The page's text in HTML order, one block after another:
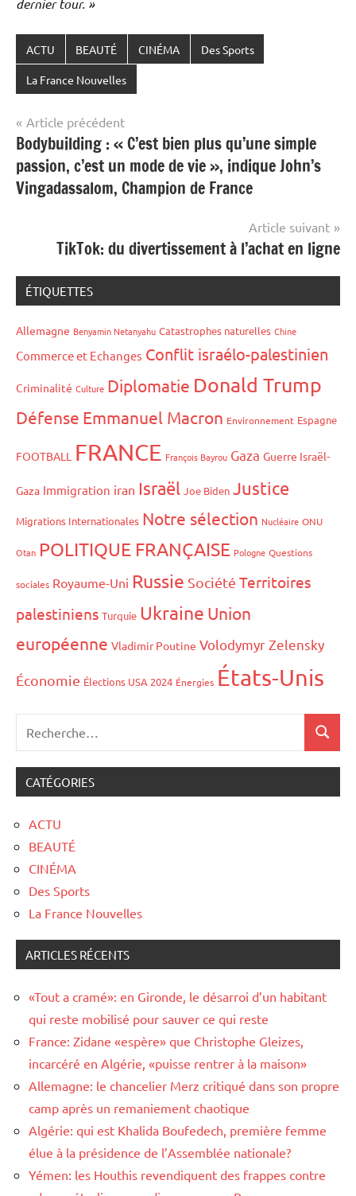
dernier tour. »
ACTU BEAUTÉ CINÉMA Des Sports
La France Nouvelles
Navigation
de
l’article
Article précédent
Bodybuilding : « C’est bien plus qu’une simple
passion, c’est un mode de vie », indique John’s
Vingadassalom, Champion de France
Article suivant
TikTok: du divertissement à l’achat en ligne
ÉTIQUETTES
Allemagne Benyamin Netanyahu Catastrophes naturelles Chine
Commerce et Echanges Conflit israélo-palestinien
Criminalité Culture Diplomatie Donald Trump
Défense Emmanuel Macron Environnement Espagne
FOOTBALL FRANCE François Bayrou Gaza Guerre Israël-
Gaza Immigration iran Israël Joe Biden Justice
Migrations Internationales Notre sélection Nucléaire ONU
Otan POLITIQUE FRANÇAISE Pologne Questions
sociales Royaume-Uni Russie Société Territoires
palestiniens Turquie Ukraine Union
européenne Vladimir Poutine Volodymyr Zelensky
Économie Élections USA 2024 Énergies États-Unis
CATÉGORIES
ACTU
BEAUTÉ
CINÉMA
Des Sports
La France Nouvelles
ARTICLES RÉCENTS
«Tout a cramé»: en Gironde, le désarroi d’un habitant
qui reste mobilisé pour sauver ce qui reste
France: Zidane «espère» que Christophe Gleizes,
incarcéré en Algérie, «puisse rentrer à la maison»
Allemagne: le chancelier Merz critiqué dans son propre
camp après un remaniement chaotique
Algérie: qui est Khalida Boufedech, première femme
élue à la présidence de l’Assemblée nationale?
Yémen: les Houthis revendiquent des frappes contre